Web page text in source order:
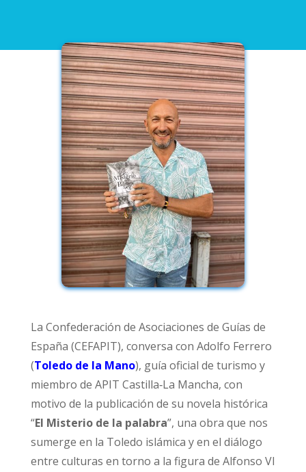
La Confederación de Asociaciones de Guías de
España (CEFAPIT), conversa con Adolfo Ferrero
(Toledo de la Mano), guía oficial de turismo y
miembro de APIT Castilla‑La Mancha, con
motivo de la publicación de su novela histórica
“El Misterio de la palabra”, una obra que nos
sumerge en la Toledo islámica y en el diálogo
entre culturas en torno a la figura de Alfonso VI